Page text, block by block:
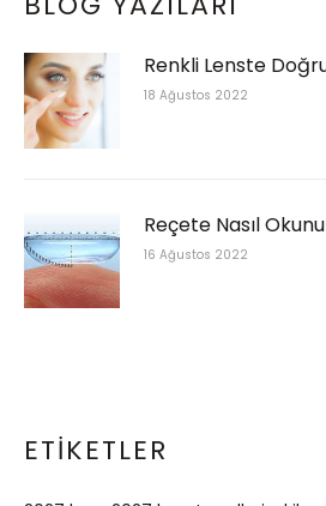
Renkli Lenste
18 Ağustos 2022
Reçete Nasıl
16 Ağustos 2022
ETIKETLER